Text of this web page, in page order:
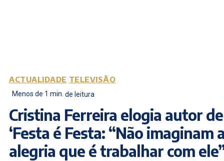
ACTUALIDADE TELEVISÃO
Menos de 1 min. de leitura
Cristina Ferreira elogia autor de
‘Festa é Festa: “Não imaginam
alegria que é trabalhar com